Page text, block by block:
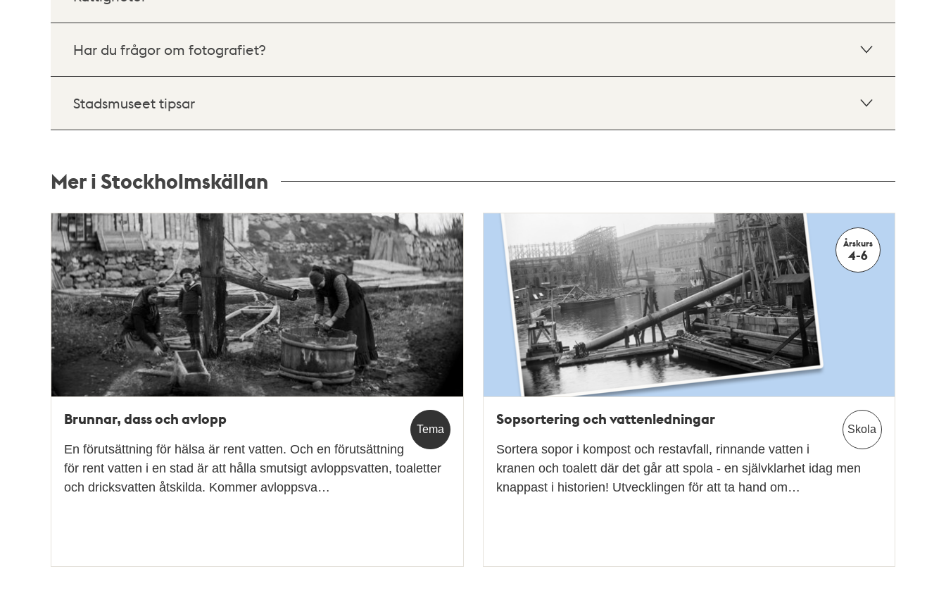
Har du frågor om fotografiet?
Stadsmuseet tipsar
Mer i Stockholmskällan
Relaterade
poster
och
teman
Tema
Brunnar, dass och avlopp
En förutsättning för hälsa är rent vatten. Och en förutsättning
för rent vatten i en stad är att hålla smutsigt avloppsvatten, toaletter
och dricksvatten åtskilda. Kommer avloppsva…
Årskurs
4-6
Skola
Sopsortering och vattenledningar
Sortera sopor i kompost och restavfall, rinnande vatten i
kranen och toalett där det går att spola - en självklarhet idag men
knappast i historien! Utvecklingen för att ta hand om…